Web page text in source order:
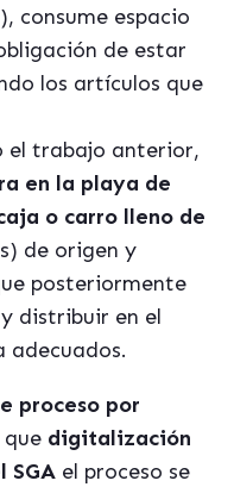
consume espacio
de estar
los artículos que
el trabajo anterior,
en la playa de
o carro lleno de
de origen y
posteriormente
distribuir en el
adecuados.
proceso por
digitalización
SGA el proceso se